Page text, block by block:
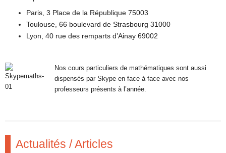
Paris, 3 Place de la République 75003
Toulouse, 66 boulevard de Strasbourg 31000
Lyon, 40 rue des remparts d’Ainay 69002
Nos cours particuliers de mathématiques sont aussi
dispensés par Skype en face à face avec nos
professeurs présents à l’année.
Actualités / Articles